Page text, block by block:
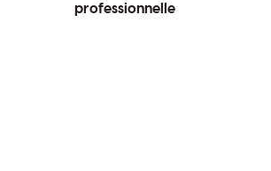
professionnelle